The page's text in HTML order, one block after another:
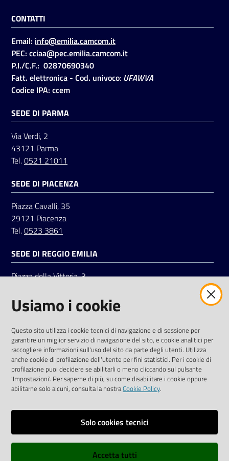
CONTATTI
Email: info@emilia.camcom.it
PEC: cciaa@pec.emilia.camcom.it
P.I./C.F.: 02870690340
Fatt. elettronica - Cod. univoco: UFAWVA
Codice IPA: ccem
SEDE DI PARMA
Via Verdi, 2
43121 Parma
Tel.0521 21011
SEDE DI PIACENZA
Piazza Cavalli, 35
29121 Piacenza
Tel.0523 3861
SEDE DI REGGIO EMILIA
Piazza della Vittoria, 3
Tel.0522 7961
LinkedinFacebookInstagram
Informative e liberatorie privacy
Usiamo i cookie
Questo sito utilizza i cookie tecnici di navigazione e di sessione per
garantire un miglior servizio di navigazione del sito, e cookie analitici per
raccogliere informazioni sull'uso del sito da parte degli utenti. Utilizza
anche cookie di profilazione dell'utente per fini statistici. Per i cookie di
profilazione puoi decidere se abilitarli o meno cliccando sul pulsante
'Impostazioni'. Per saperne di più, su come disabilitare i cookie oppure
abilitarne solo alcuni, consulta la nostraCookie Policy.
Solo cookies tecnici
Accetta tutti